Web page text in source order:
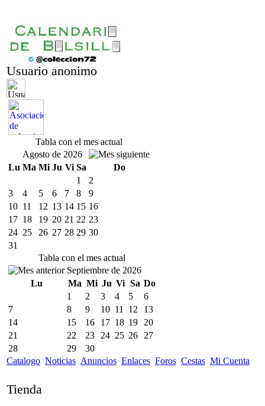
Usuario anonimo
Tabla con el mes actual
Agosto de 2026
Lu Ma Mi Ju Vi Sa
Do
1
2
3
4 5 6 7 8
9
10 11 12 13 14 15 16
17 18 19 20 21 22 23
24 25 26 27 28 29 30
31
Tabla con el mes actual
Septiembre de 2026
Lu
Ma Mi Ju Vi Sa Do
1
2 3 4 5
6
7
8 9 10 11 12
13
14
15 16 17 18 19
20
21
22 23 24 25 26
27
28
29
30
Catalogo Noticias Anuncios Enlaces Foros Cestas Mi Cuenta
Tienda